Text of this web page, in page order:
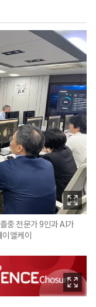
중 전문가 9인과 AI가
이엘케이